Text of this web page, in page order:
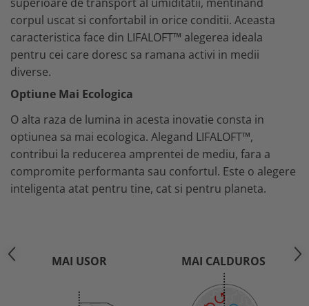
Buzunare externe
Echipamente specializate
Echipamente muncitori ferma
Echipamente veterinari
Echipamente trimeri ongloane
Masti protectie
Manusi protectie
Casti si antifoane protectie
Menghine si prese
corpul uscat si confortabil in orice conditii. Aceasta
caracteristica face din LIFALOFT™ alegerea ideala
pentru cei care doresc sa ramana activi in medii
diverse.
Optiune Mai Ecologica
O alta raza de lumina in acesta inovatie consta in
optiunea sa mai ecologica. Alegand LIFALOFT™,
contribui la reducerea amprentei de mediu, fara a
compromite performanta sau confortul. Este o alegere
inteligenta atat pentru tine, cat si pentru planeta.
MAI USOR MAI CALDUROS